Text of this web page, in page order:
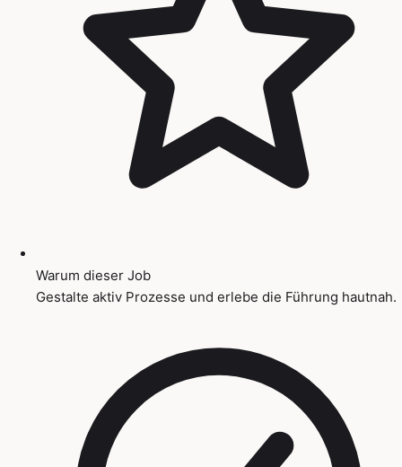
Warum dieser Job
Gestalte aktiv Prozesse und erlebe die Führung hautnah.